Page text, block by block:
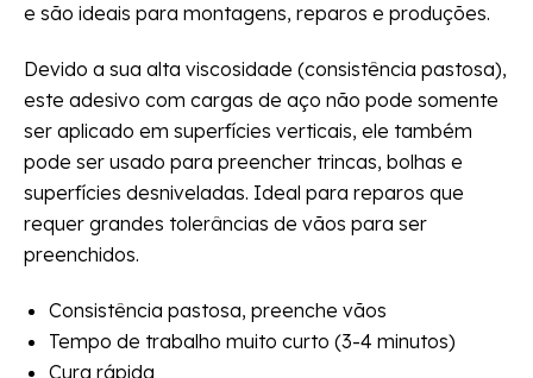
e são ideais para montagens, reparos e produções.
Devido a sua alta viscosidade (consistência pastosa),
este adesivo com cargas de aço não pode somente
ser aplicado em superfícies verticais, ele também
pode ser usado para preencher trincas, bolhas e
superfícies desniveladas. Ideal para reparos que
requer grandes tolerâncias de vãos para ser
preenchidos.
Consistência pastosa, preenche vãos
Tempo de trabalho muito curto (3-4 minutos)
Cura rápida